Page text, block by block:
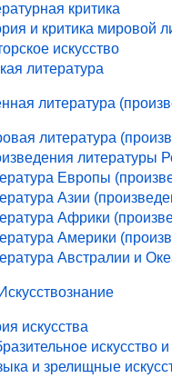
критика
и критика мировой
искусство
литература
литература
литература
литературы
Европы
Азии
Африки
Америки
Австралии и
искусства
искусство и
и зрелищные